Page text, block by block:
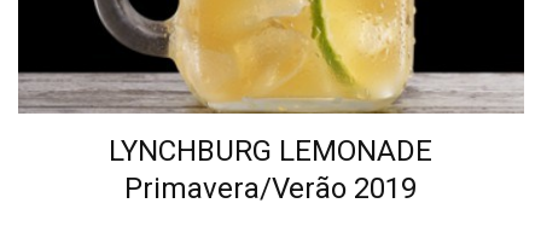
LYNCHBURG LEMONADE
Primavera/Verão 2019